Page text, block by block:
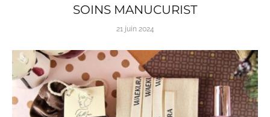
SOINS MANUCURIST
21 juin 2024